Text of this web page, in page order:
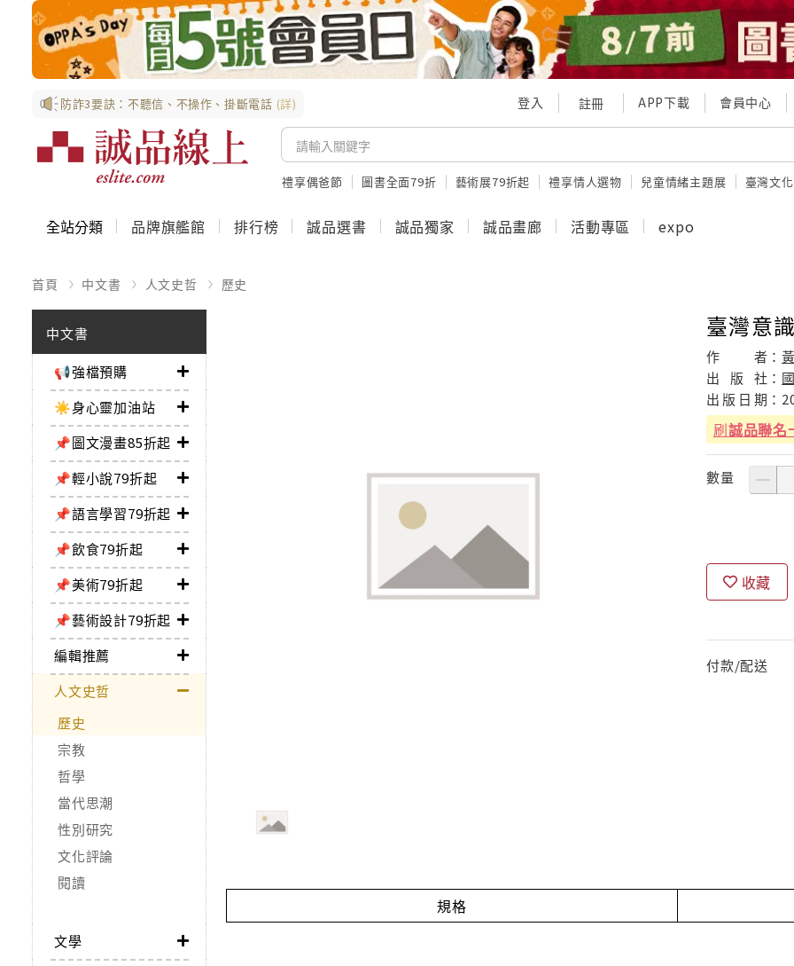
防詐3要訣：不聽信、不操作、掛斷電話 (詳) 登入 註冊 APP下載 會員中心
禮享偶爸節 圖書全面79折 藝術展79折起 禮享情人選物 兒童情緒主題展 臺灣文
全站分類 品牌旗艦館 排行榜 誠品選書 誠品獨家 誠品畫廊 活動專區 expo
首頁 中文書 人文史哲 歷史
中文書
📢強檔預購
☀️身心靈加油站
📌圖文漫畫85折起
📌輕小說79折起
📌語言學習79折起
📌飲食79折起
📌美術79折起
📌藝術設計79折起
編輯推薦
人文史哲
歷史
宗教
哲學
當代思潮
性別研究
文化評論
閱讀
文學
臺灣意
作 者：
出
版 社：
出 版 日 期：
刷誠品聯名
數量
收藏
付款/配送
規格